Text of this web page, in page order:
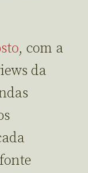
, com a
da